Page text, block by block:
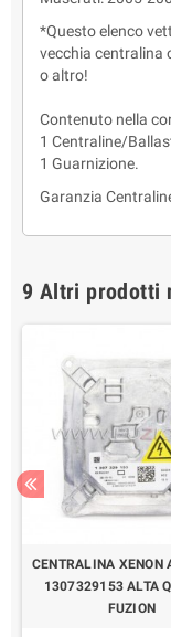
*Questo elenco
vecchia centralina
o altro!
Contenuto nella
1 Centraline/
1 Guarnizione.
Garanzia
9 Altri prodotti
CENTRALINA XENON
1307329153 ALTA
FUZION